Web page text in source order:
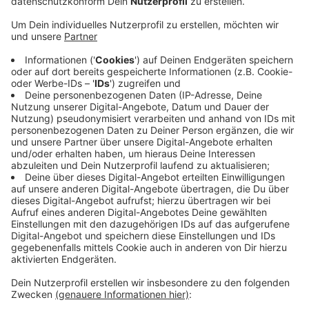
Schon im März sollen zwölf Schüler des
Berufskollegs nach Israel fliegen und dort das
Holocaust-Gedenkzentrum Jad Vasjem
besichtigen. Ende Mai steht der Gegenbesuch von
zwölf israelischen Jugendlichen in der
StädteRegion an, die dann auch zur früheren Nazi-
Ordensburg Vogelsang fahren.
Der Austausch wird von der David Ben-Gurion-
Stiftung finanziell mit 1.000 Euro gefördert.
Außerdem ist eine Förderung über das Erasmus-
Plus-Programm der EU beantragt.
Veröffentlicht: Mittwoch, 11.12.2019 11:56
Anzeige